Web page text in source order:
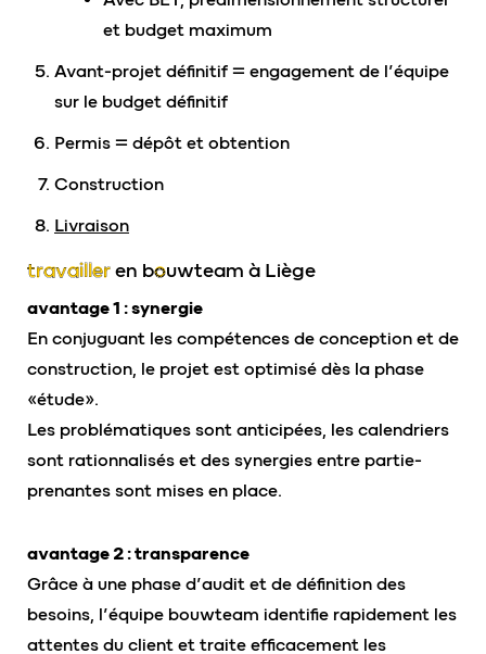
et budget maximum
Avant-projet définitif = engagement de l’équipe
sur le budget définitif
Permis = dépôt et obtention
Construction
Livraison
travailleren bouwteam à Liège
avantage 1 : synergie
En conjuguant les compétences de conception et de
construction, le projet est optimisé dès la phase
«étude».
Les problématiques sont anticipées, les calendriers
sont rationnalisés et des synergies entre partie-
prenantes sont mises en place.
avantage 2 : transparence
Grâce à une phase d’audit et de définition des
besoins, l’équipe bouwteam identifie rapidement les
attentes du client et traite efficacement les